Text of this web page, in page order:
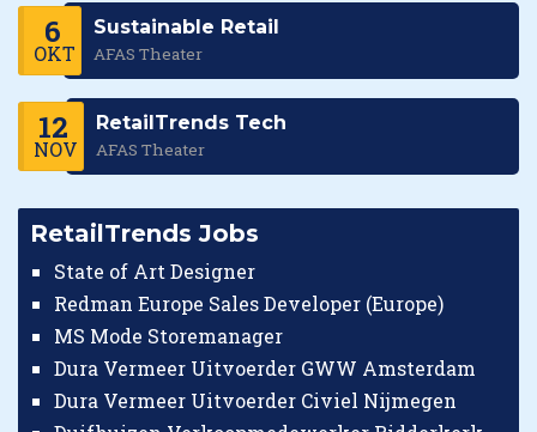
6
OKT
Sustainable Retail
AFAS Theater
12
NOV
RetailTrends Tech
AFAS Theater
RetailTrends Jobs
State of Art Designer
Redman Europe Sales Developer (Europe)
MS Mode Storemanager
Dura Vermeer Uitvoerder GWW Amsterdam
Dura Vermeer Uitvoerder Civiel Nijmegen